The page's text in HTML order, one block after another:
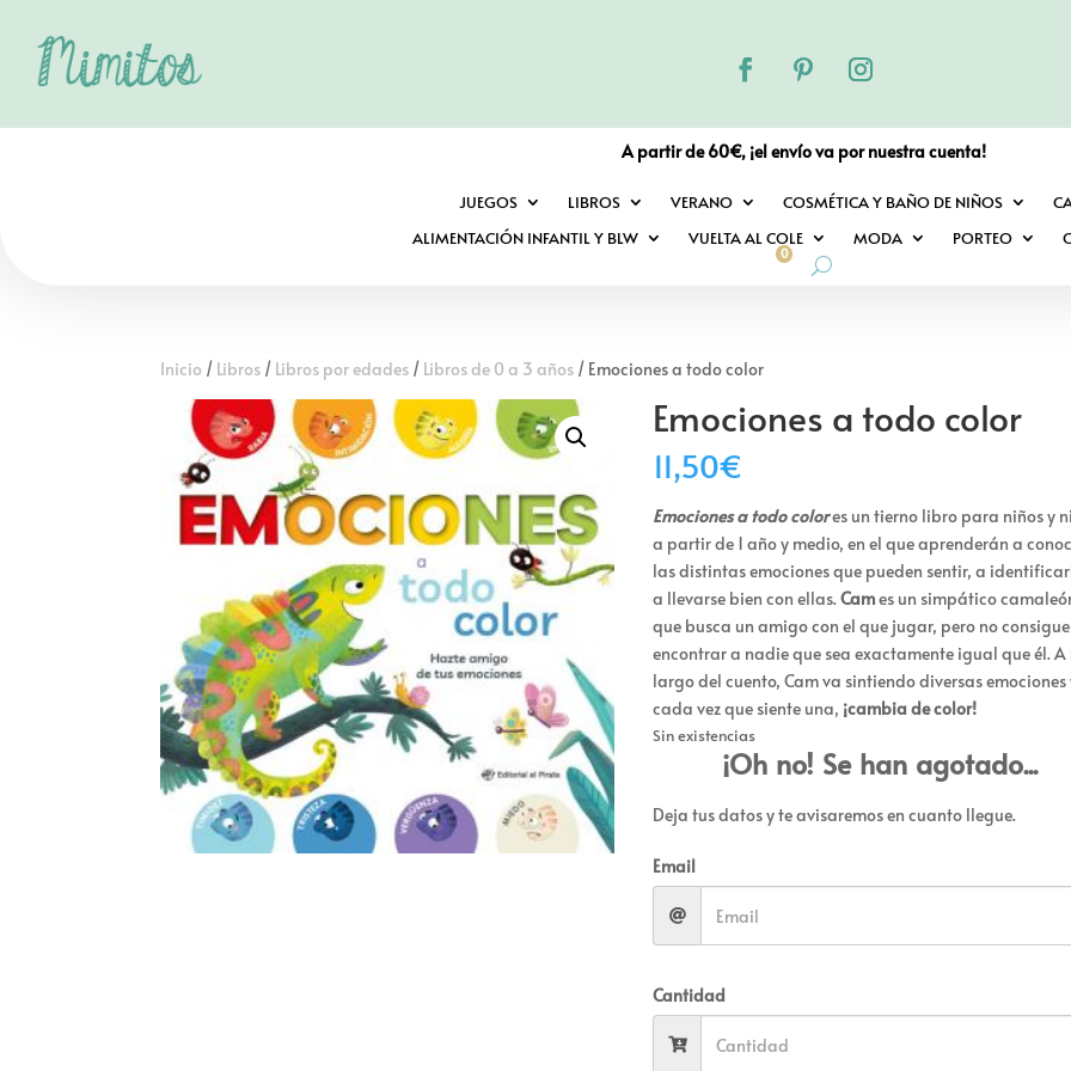
A partir de 60€, ¡el envío va por nuestra cuenta!
JUEGOS LIBROS VERANO COSMÉTICA Y BAÑO DE NIÑOS
ALIMENTACIÓN INFANTIL Y BLW
VUELTA AL COLE MODA PORTEO
0
Inicio / Libros / Libros por edades / Libros de 0 a 3 años / Emociones a todo color
Emociones a todo color
11,50€
Emociones a todo colores un tierno libro para niños y
a partir de 1 año y medio, en el que aprenderán a
las distintas emociones que pueden sentir, a
a llevarse bien con ellas.Cames un simpático
que busca un amigo con el que jugar, pero no consigue
encontrar a nadie que sea exactamente igual que él. A
largo del cuento, Cam va sintiendo diversas emociones
cada vez que siente una, ¡cambia de color!
Sin existencias
¡Oh no! Se han agotado...
Deja tus datos y te avisaremos en cuanto llegue.
Email
Cantidad